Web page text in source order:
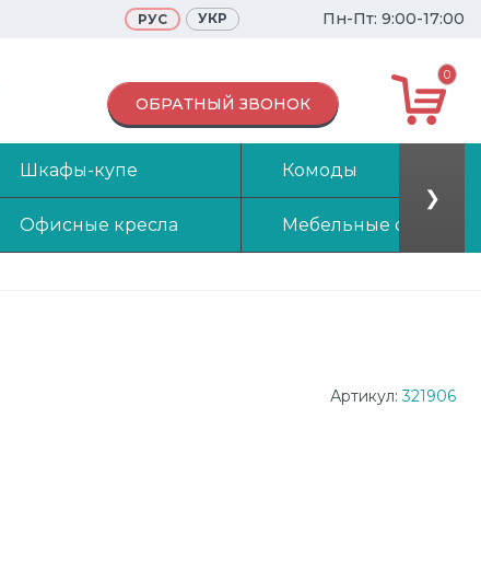
РУС УКР Пн-Пт: 9:00-17:00
ОБРАТНЫЙ ЗВОНОК
0
Шкафы-купе Комоды
Офисные кресла Мебельные стенки
❯
Артикул:321906